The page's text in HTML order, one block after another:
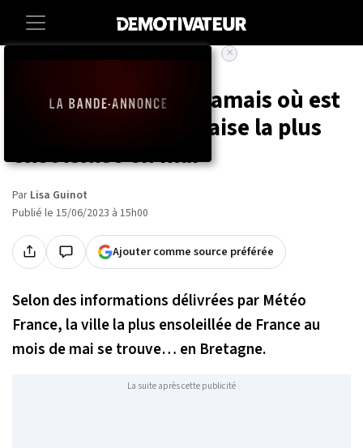
Vous ne devinerez jamais où est
située la ville française la plus
ensoleillée en mai
Par Lisa Guinot
Publié le 15/06/2023 à 15h00
Ajouter comme source préférée
Selon des informations délivrées par Météo
France, la ville la plus ensoleillée de France au
mois de mai se trouve… en Bretagne.
La suite après cette publicité
×